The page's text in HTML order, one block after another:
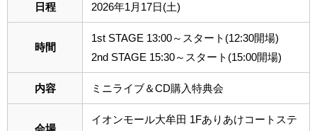
日程 2026年1月17日(土)
時間
1st STAGE 13:00～スタート(12:30開場)
2nd STAGE 15:30～スタート(15:00開場)
内容 ミニライブ＆CD購入特典会
会場
イオンモール大牟田 1Fありあけコートステ